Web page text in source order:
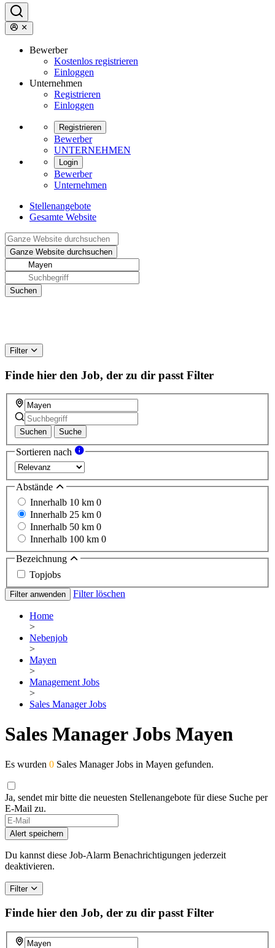
Bewerber
Kostenlos registrieren
Einloggen
Unternehmen
Registrieren
Einloggen
Registrieren
Bewerber
UNTERNEHMEN
Login
Bewerber
Unternehmen
Stellenangebote
Gesamte Website
Filter
Finde hier den Job, der zu dir passt Filter
Suchen Suche
Sortieren nach
Abstände
Innerhalb 10 km 0
Innerhalb 25 km 0
Innerhalb 50 km 0
Innerhalb 100 km 0
Bezeichnung
Topjobs
Filter anwenden Filter löschen
Home
>
Nebenjob
>
Mayen
>
Management Jobs
>
Sales Manager Jobs
Sales Manager Jobs Mayen
Es wurden 0 Sales Manager Jobs in Mayen gefunden.
Ja, sendet mir bitte die neuesten Stellenangebote für diese Suche per
E-Mail zu.
Alert speichern
Du kannst diese Job-Alarm Benachrichtigungen jederzeit
deaktivieren.
Filter
Finde hier den Job, der zu dir passt Filter